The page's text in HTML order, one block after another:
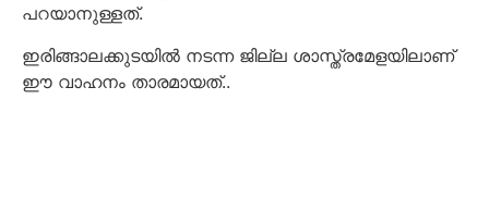
പറയാനുള്ളത്.
ഇരിങ്ങാലക്കുടയിൽ നടന്ന ജില്ല ശാസ്ത്രമേളയിലാണ്
ഈ വാഹനം താരമായത്..